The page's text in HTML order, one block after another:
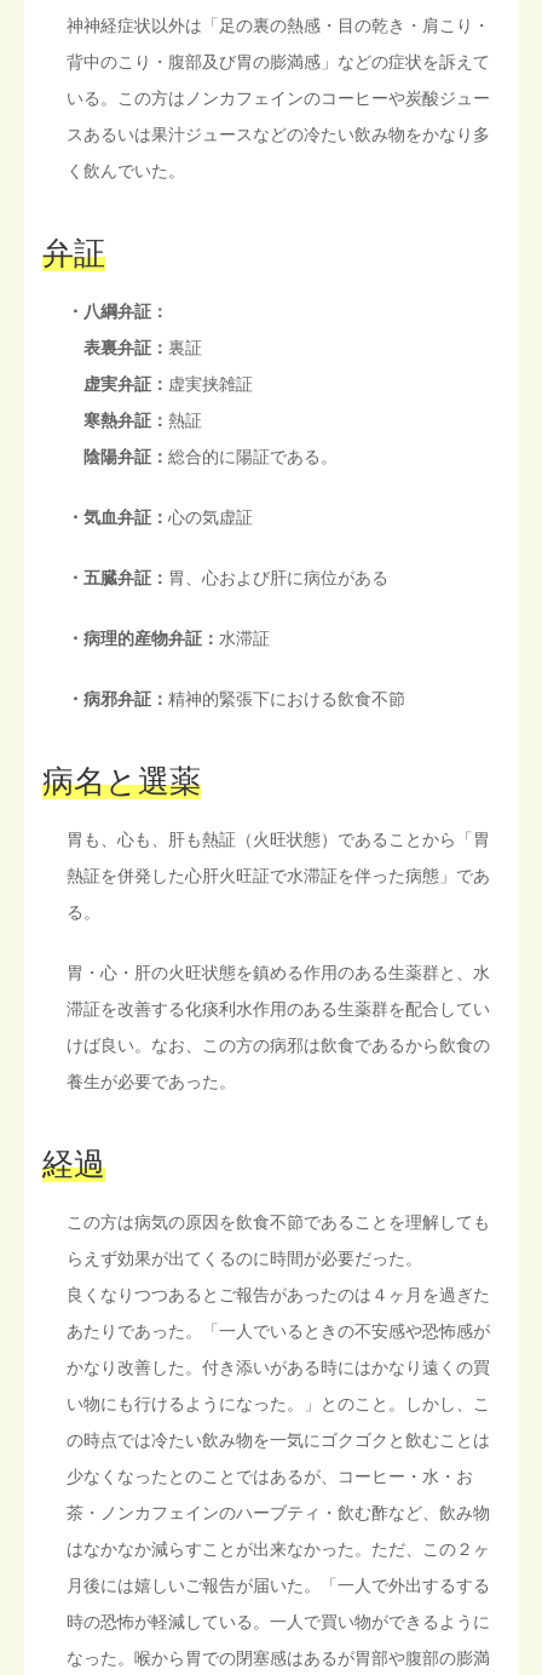
神神経症状以外は「足の裏の熱感・目の乾き・肩こり・
背中のこり・腹部及び胃の膨満感」などの症状を訴えて
いる。この方はノンカフェインのコーヒーや炭酸ジュー
スあるいは果汁ジュースなどの冷たい飲み物をかなり多
く飲んでいた。
弁証
・八綱弁証：
表裏弁証： 裏証
虚実弁証： 虚実挟雑証
寒熱弁証： 熱証
陰陽弁証： 総合的に陽証である。
・気血弁証： 心の気虚証
・五臓弁証： 胃、心および肝に病位がある
・病理的産物弁証： 水滞証
・病邪弁証： 精神的緊張下における飲食不節
病名と選薬
胃も、心も、肝も熱証（火旺状態）であることから「胃
熱証を併発した心肝火旺証で水滞証を伴った病態」であ
る。
胃・心・肝の火旺状態を鎮める作用のある生薬群と、水
滞証を改善する化痰利水作用のある生薬群を配合してい
けば良い。なお、この方の病邪は飲食であるから飲食の
養生が必要であった。
経過
この方は病気の原因を飲食不節であることを理解しても
らえず効果が出てくるのに時間が必要だった。
良くなりつつあるとご報告があったのは４ヶ月を過ぎた
あたりであった。「一人でいるときの不安感や恐怖感が
かなり改善した。付き添いがある時にはかなり遠くの買
い物にも行けるようになった。」とのこと。しかし、こ
の時点では冷たい飲み物を一気にゴクゴクと飲むことは
少なくなったとのことではあるが、コーヒー・水・お
茶・ノンカフェインのハーブティ・飲む酢など、飲み物
はなかなか減らすことが出来なかった。ただ、この２ヶ
月後には嬉しいご報告が届いた。「一人で外出するする
時の恐怖が軽減している。一人で買い物ができるように
なった。喉から胃での閉塞感はあるが胃部や腹部の膨満